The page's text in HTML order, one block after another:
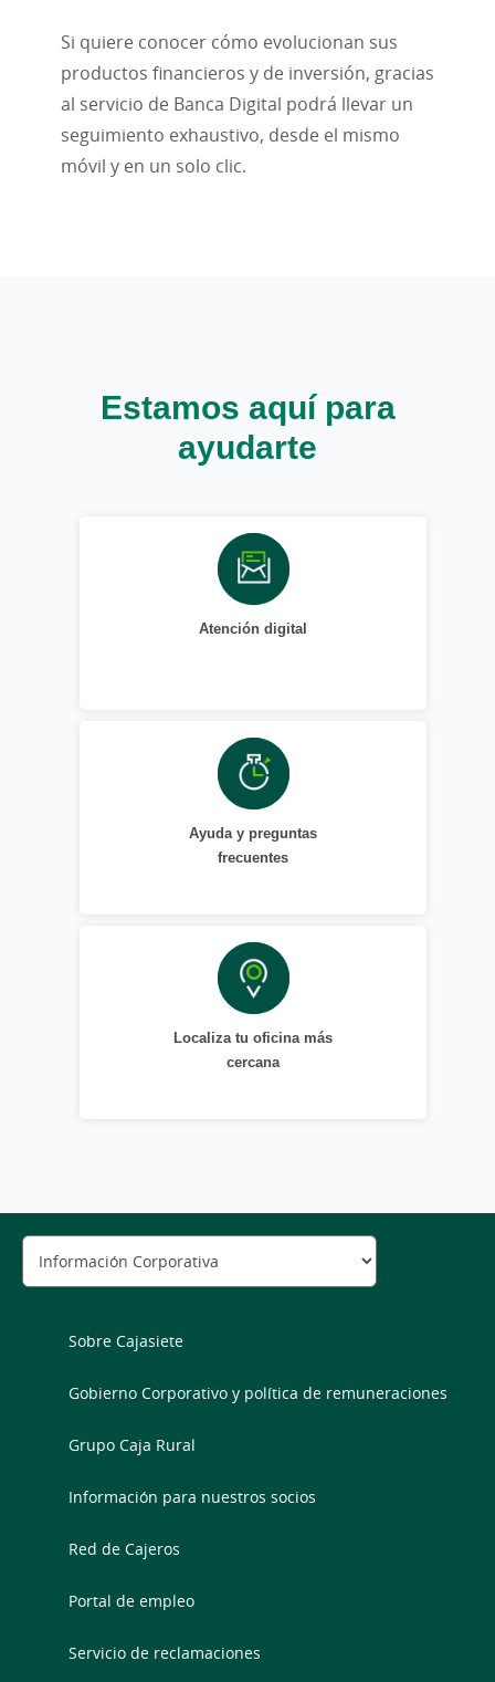
Si quiere conocer cómo evolucionan sus
productos financieros y de inversión, gracias
al servicio de Banca Digital podrá llevar un
seguimiento exhaustivo, desde el mismo
móvil y en un solo clic.
Estamos aquí para
ayudarte
Atención digital
Ayuda y preguntas
frecuentes
Localiza tu oficina más
cercana
Sobre Cajasiete
Gobierno Corporativo y política de remuneraciones
Grupo Caja Rural
Información para nuestros socios
Red de Cajeros
Portal de empleo
Servicio de reclamaciones